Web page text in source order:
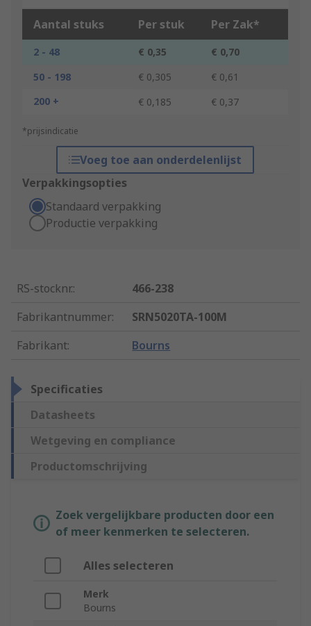
Aantal stuks Per stuk Per Zak*
2 - 48 € 0,35
€ 0,70
50 - 198
€ 0,305
€ 0,61
200 +
€ 0,185 € 0,37
*prijsindicatie
Voeg toe aan onderdelenlijst
Verpakkingsopties
Standaard verpakking
Productie verpakking
RS-stocknr.:
466-238
Fabrikantnummer:
SRN5020TA-100M
Fabrikant: Bourns
Specificaties
Datasheets
Wetgeving en compliance
Productomschrijving
Zoek vergelijkbare producten door een
of meer kenmerken te selecteren.
Alles selecteren
Merk
Bourns